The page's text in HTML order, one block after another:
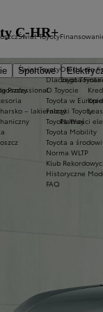
Sportowe
Professional
– lakierniczy
Świat Toyoty
Świat Toyoty
Dlaczego
O Toyocie
Toyota w Europie
Fabryki Toyoty
Toyota Way
Toyota Mobility
Toyota a
Norma WLTP
Klub
Historyczne
FAQ
Oferta dla
Toyota
Płatności
C-HR+